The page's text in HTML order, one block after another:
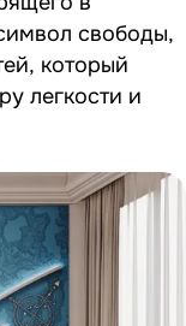
свободы,
который
легкости и